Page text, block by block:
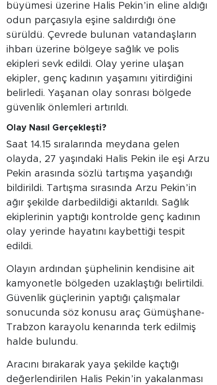
büyümesi üzerine Halis Pekin’in eline aldığı
odun parçasıyla eşine saldırdığı öne
sürüldü. Çevrede bulunan vatandaşların
ihbarı üzerine bölgeye sağlık ve polis
ekipleri sevk edildi. Olay yerine ulaşan
ekipler, genç kadının yaşamını yitirdiğini
belirledi. Yaşanan olay sonrası bölgede
güvenlik önlemleri artırıldı.
Olay Nasıl Gerçekleşti?
Saat 14.15 sıralarında meydana gelen
olayda, 27 yaşındaki Halis Pekin ile eşi Arzu
Pekin arasında sözlü tartışma yaşandığı
bildirildi. Tartışma sırasında Arzu Pekin’in
ağır şekilde darbedildiği aktarıldı. Sağlık
ekiplerinin yaptığı kontrolde genç kadının
olay yerinde hayatını kaybettiği tespit
edildi.
Olayın ardından şüphelinin kendisine ait
kamyonetle bölgeden uzaklaştığı belirtildi.
Güvenlik güçlerinin yaptığı çalışmalar
sonucunda söz konusu araç Gümüşhane-
Trabzon karayolu kenarında terk edilmiş
halde bulundu.
Aracını bırakarak yaya şekilde kaçtığı
değerlendirilen Halis Pekin’in yakalanması